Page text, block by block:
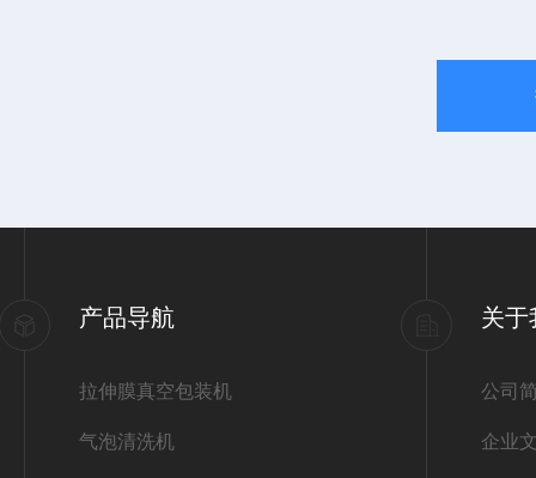
产品导航
拉伸膜真空包装机
气泡清洗机
关于
公司
企业